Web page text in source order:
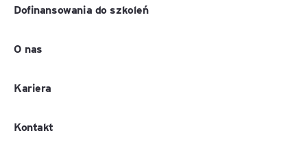
Dofinansowania do szkoleń
O nas
Kariera
Kontakt